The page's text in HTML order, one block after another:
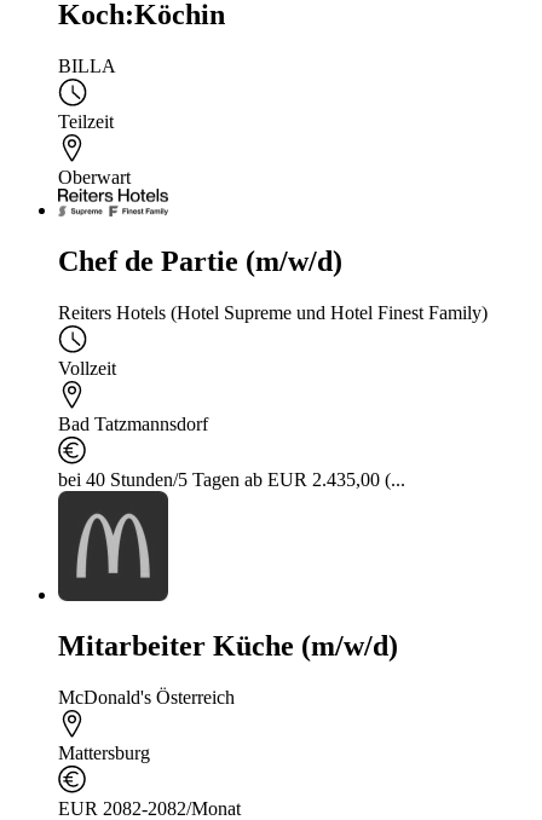
Koch:Köchin
BILLA
Teilzeit
Oberwart
Chef de Partie (m/w/d)
Reiters Hotels (Hotel Supreme und Hotel Finest Family)
Vollzeit
Bad Tatzmannsdorf
bei 40 Stunden/5 Tagen ab EUR 2.435,00 (...
Mitarbeiter Küche (m/w/d)
McDonald's Österreich
Mattersburg
EUR 2082-2082/Monat